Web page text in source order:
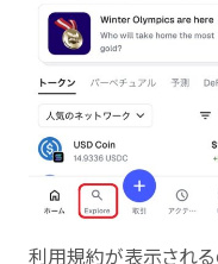
利用規約が表示される